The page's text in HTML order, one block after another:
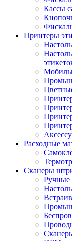
Кассы
Принтеры
Расходные
Сканеры
Ручные